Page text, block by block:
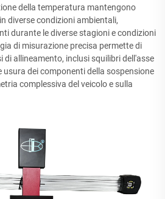
della temperatura mantengono
diverse condizioni ambientali,
durante le diverse stagioni e condizioni
di misurazione precisa permette di
di allineamento, inclusi squilibri dell'asse
usura dei componenti della sospensione
complessiva del veicolo e sulla